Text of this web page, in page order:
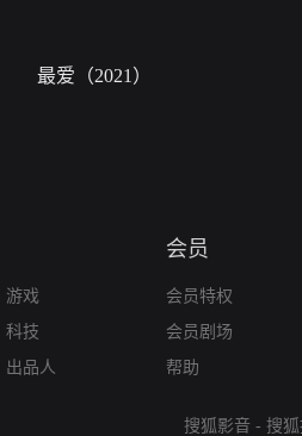
最爱（2021）
游戏
科技
出品人
会员
会员特权
会员剧场
帮助
搜狐影音 - 搜